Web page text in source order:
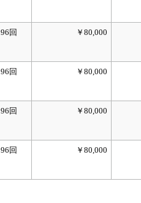
96回
￥80,000
96回
￥80,000
96回
￥80,000
96回
￥80,000